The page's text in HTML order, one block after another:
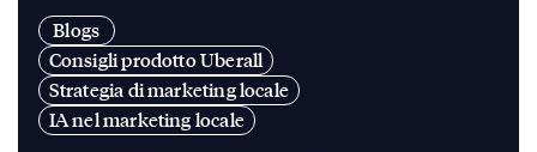
Blogs
Consigli prodotto Uberall
Strategia di marketing locale
IA nel marketing locale